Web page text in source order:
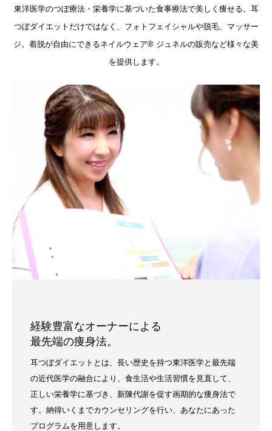
東洋医学のつぼ療法・栄養学に基づいた食事療法で美しく痩せる。耳
つぼダイエットだけではなく、フォトフェイシャルや脱毛、マッサー
ジ。着脱が自由にできるネイルウェア®︎ ジュネルの販売など様々な美
を提供します。
経験豊富なオーナーによる
最先端の痩身法。
耳つぼダイエットとは、長い歴史を持つ東洋医学と最先端
の近代医学の融合により、食生活や生活習慣を見直して、
正しい栄養学に基づき、新陳代謝を促す画期的な痩身法で
す。納得いくまでカウンセリングを行い、あなたにあった
プログラムを用意します。